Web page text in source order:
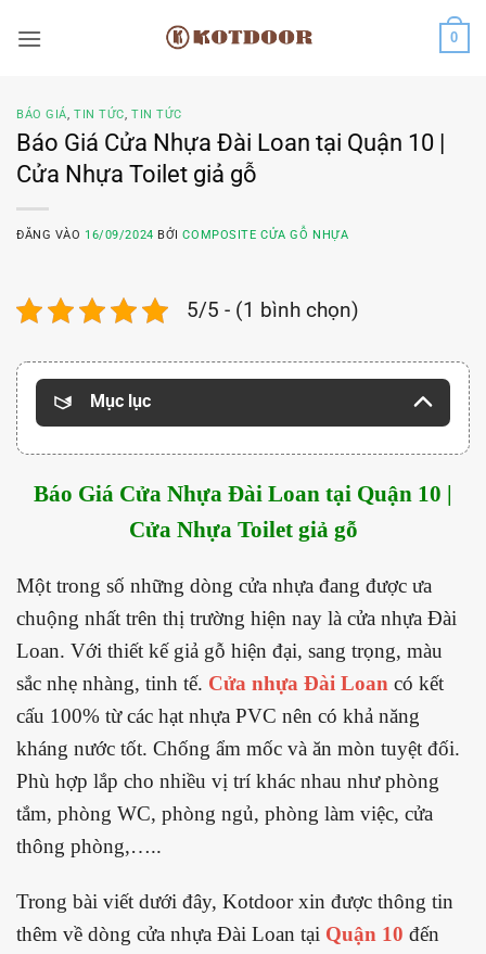
qua
0
BÁO GIÁ,TIN TỨC,TIN TỨC
Báo Giá Cửa Nhựa Đài Loan tại Quận 10 |
Cửa Nhựa Toilet giả gỗ
ĐĂNG VÀO 16/09/2024 BỞICOMPOSITE CỬA GỖ NHỰA
5/5 - (1 bình chọn)
Mục lục
Báo Giá Cửa Nhựa Đài Loan tại Quận 10 |
Cửa Nhựa Toilet giả gỗ
Một trong số những dòng cửa nhựa đang được ưa
chuộng nhất trên thị trường hiện nay là cửa nhựa Đài
Loan. Với thiết kế giả gỗ hiện đại, sang trọng, màu
sắc nhẹ nhàng, tinh tế. Cửa nhựa Đài Loan có kết
cấu 100% từ các hạt nhựa PVC nên có khả năng
kháng nước tốt. Chống ẩm mốc và ăn mòn tuyệt đối.
Phù hợp lắp cho nhiều vị trí khác nhau như phòng
tắm, phòng WC, phòng ngủ, phòng làm việc, cửa
thông phòng,…..
Trong bài viết dưới đây, Kotdoor xin được thông tin
thêm về dòng cửa nhựa Đài Loan tại Quận 10 đến